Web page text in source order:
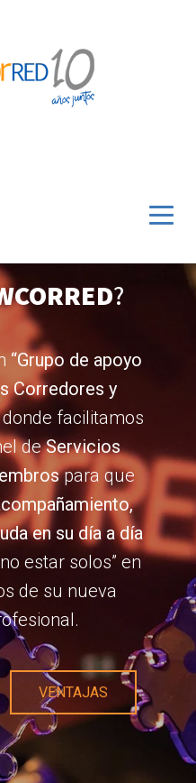
?
“Grupo de apoyo
Corredores y
facilitamos
deServicios
para que
en su día a día
estar solos” en
de su nueva
VENTAJAS